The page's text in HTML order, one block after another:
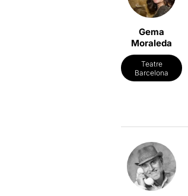
Gema
Moraleda
Teatre
Barcelona